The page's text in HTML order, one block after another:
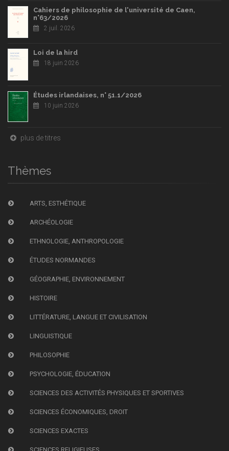
Cahiers de philosophie de l'université de Caen,
n°63/2026
2 juil. 2026
Loi de la hird
18 juin 2026
Études irlandaises, n° 51.1/2026
10 juin 2026
plus de titres
Thèmes
ARTS, ESTHÉTIQUE
ARCHÉOLOGIE
ETHNOLOGIE, ANTHROPOLOGIE
ÉTUDES NORMANDES
GÉOGRAPHIE, ENVIRONNEMENT
HISTOIRE
LITTÉRATURE, LANGUE ET CIVILISATION
LINGUISTIQUE
PHILOSOPHIE
PSYCHOLOGIE, ÉDUCATION
SCIENCES DES ACTIVITÉS PHYSIQUES ET SPORTIVES
SCIENCES ÉCONOMIQUES, DROIT
SCIENCES EXACTES